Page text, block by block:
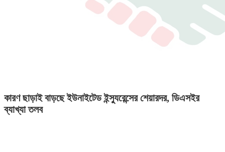
কারণ ছাড়াই বাড়ছে ইউনাইটেড ইন্স্যুরেন্সের শেয়ারদর, ডিএসইর
ব্যাখ্যা তলব